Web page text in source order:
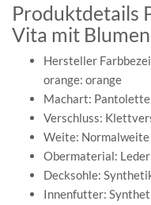
Produktdetails
Vita mit
Hersteller
orange: orange
Machart: Pantolette
Verschluss:
Weite: Normalweite
Obermaterial: Leder
Decksohle:
Innenfutter: